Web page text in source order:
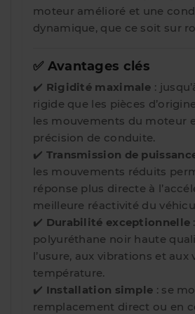
moteur amélioré et une
dynamique, que ce soit sur
✅ Avantages clés
✔️ Rigidité maximale :
rigide que les pièces
les mouvements du moteur
précision de conduite.
✔️ Transmission de
les mouvements réduits
réponse plus directe à
meilleure réactivité du
✔️ Durabilité exceptionnelle
polyuréthane noir haute
l’usure, aux vibrations et aux
température.
✔️ Installation simple : se
remplacement direct ou en